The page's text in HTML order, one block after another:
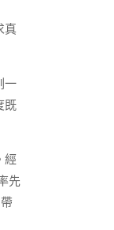
真
一
既
經
先